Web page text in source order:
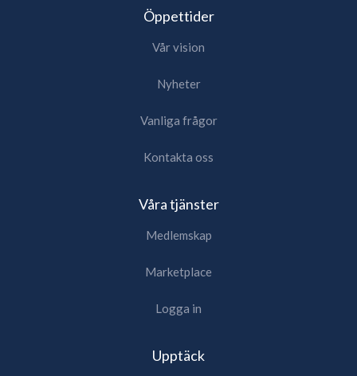
Öppettider
Vår vision
Nyheter
Vanliga frågor
Kontakta oss
Våra tjänster
Medlemskap
Marketplace
Logga in
Upptäck